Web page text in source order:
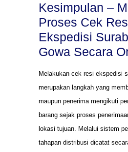
Kesimpulan –
Proses Cek
Ekspedisi
Gowa Secara
Melakukan cek resi ekspedisi
merupakan langkah yang
maupun penerima mengikuti
barang sejak proses
lokasi tujuan. Melalui sistem
tahapan distribusi dicatat